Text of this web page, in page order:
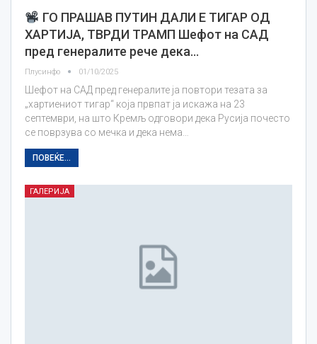
ГО ПРАШАВ ПУТИН ДАЛИ Е ТИГАР ОД
ХАРТИЈА, ТВРДИ ТРАМП Шефот на САД
пред генералите рече дека…
Плусинфо 01/10/2025
Шефот на САД пред генералите ја повтори тезата за
„хартиениот тигар“ која првпат ја искажа на 23
септември, на што Кремљ одговори дека Русија почесто
се поврзува со мечка и дека нема…
ПОВЕЌЕ...
ГАЛЕРИЈА